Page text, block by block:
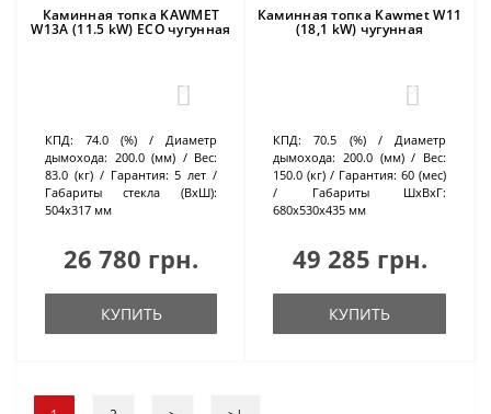
Каминная топка KAWMET
W13A (11.5 kW) ECO чугунная
0
КПД: 74.0 (%)
Диаметр
дымохода: 200.0 (мм)
Вес:
83.0 (кг)
Гарантия: 5 лет
Габариты стекла (ВхШ):
504х317 мм
26 780 грн.
КУПИТЬ
Каминная топка Kawmet W11
(18,1 kW) чугунная
0
КПД: 70.5 (%)
Диаметр
дымохода: 200.0 (мм)
Вес:
150.0 (кг)
Гарантия: 60 (мес)
Габариты ШхВхГ:
680х530х435 мм
49 285 грн.
КУПИТЬ